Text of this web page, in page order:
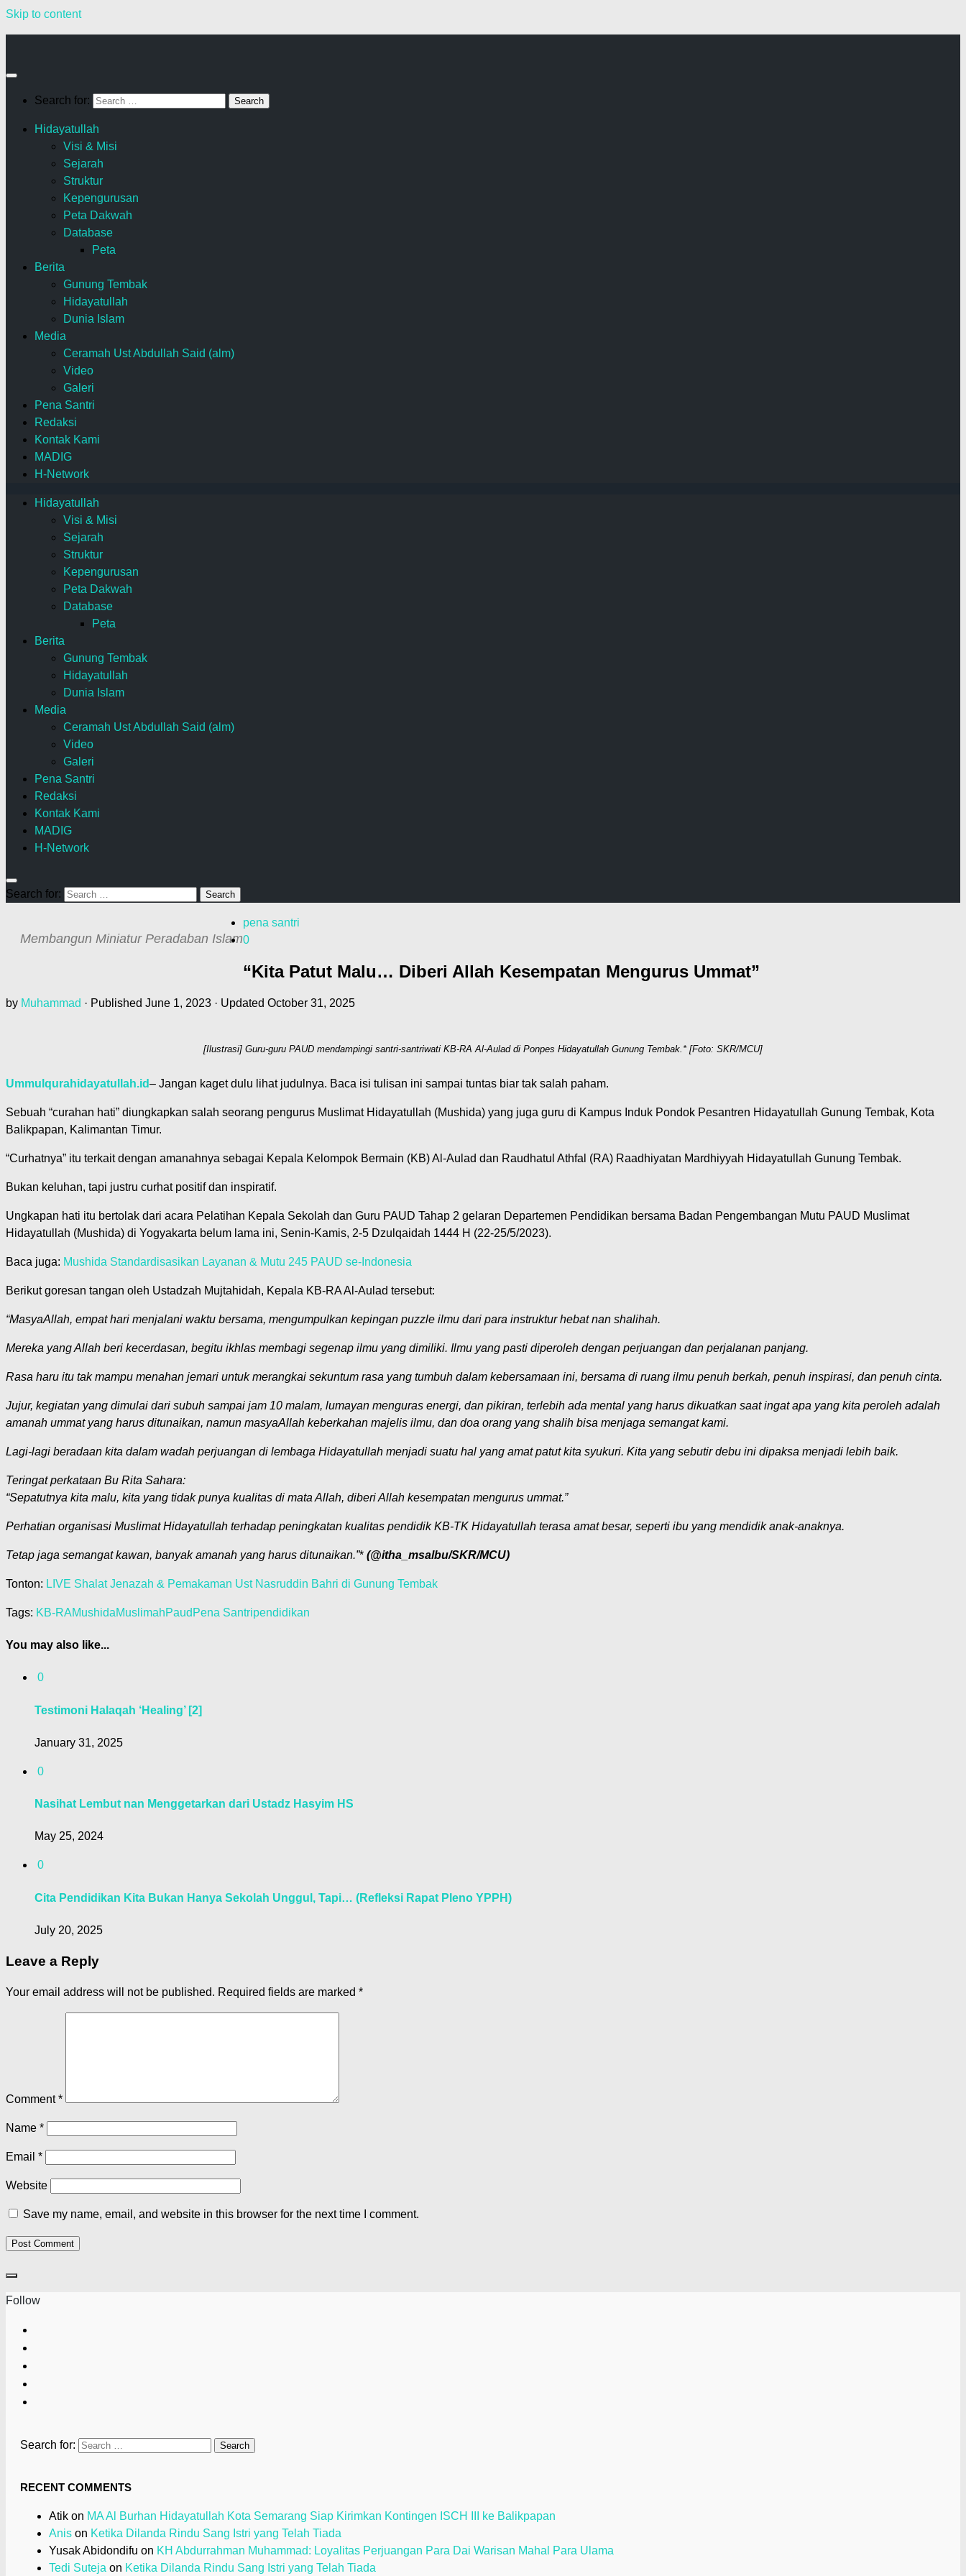
Skip to content
Search for:
Hidayatullah
Visi & Misi
Sejarah
Struktur
Kepengurusan
Peta Dakwah
Database
Peta
Berita
Gunung Tembak
Hidayatullah
Dunia Islam
Media
Ceramah Ust Abdullah Said (alm)
Video
Galeri
Pena Santri
Redaksi
Kontak Kami
MADIG
H-Network
Hidayatullah
Visi & Misi
Sejarah
Struktur
Kepengurusan
Peta Dakwah
Database
Peta
Berita
Gunung Tembak
Hidayatullah
Dunia Islam
Media
Ceramah Ust Abdullah Said (alm)
Video
Galeri
Pena Santri
Redaksi
Kontak Kami
MADIG
H-Network
Search for:
Membangun Miniatur Peradaban Islam
pena santri
0
“Kita Patut Malu… Diberi Allah Kesempatan Mengurus Ummat”
by Muhammad · Published June 1, 2023 · Updated October 31, 2025
[Ilustrasi] Guru-guru PAUD mendampingi santri-santriwati KB-RA Al-Aulad di Ponpes Hidayatullah Gunung Tembak.* [Foto: SKR/MCU]
Ummulqurahidayatullah.id– Jangan kaget dulu lihat judulnya. Baca isi tulisan ini sampai tuntas biar tak salah paham.
Sebuah “curahan hati” diungkapkan salah seorang pengurus Muslimat Hidayatullah (Mushida) yang juga guru di Kampus Induk Pondok Pesantren Hidayatullah Gunung Tembak, Kota
Balikpapan, Kalimantan Timur.
“Curhatnya” itu terkait dengan amanahnya sebagai Kepala Kelompok Bermain (KB) Al-Aulad dan Raudhatul Athfal (RA) Raadhiyatan Mardhiyyah Hidayatullah Gunung Tembak.
Bukan keluhan, tapi justru curhat positif dan inspiratif.
Ungkapan hati itu bertolak dari acara Pelatihan Kepala Sekolah dan Guru PAUD Tahap 2 gelaran Departemen Pendidikan bersama Badan Pengembangan Mutu PAUD Muslimat
Hidayatullah (Mushida) di Yogyakarta belum lama ini, Senin-Kamis, 2-5 Dzulqaidah 1444 H (22-25/5/2023).
Baca juga: Mushida Standardisasikan Layanan & Mutu 245 PAUD se-Indonesia
Berikut goresan tangan oleh Ustadzah Mujtahidah, Kepala KB-RA Al-Aulad tersebut:
“MasyaAllah, empat hari menjalani waktu bersama, mengumpulkan kepingan puzzle ilmu dari para instruktur hebat nan shalihah.
Mereka yang Allah beri kecerdasan, begitu ikhlas membagi segenap ilmu yang dimiliki. Ilmu yang pasti diperoleh dengan perjuangan dan perjalanan panjang.
Rasa haru itu tak mampu menahan jemari untuk merangkai sekuntum rasa yang tumbuh dalam kebersamaan ini, bersama di ruang ilmu penuh berkah, penuh inspirasi, dan penuh cinta.
Jujur, kegiatan yang dimulai dari subuh sampai jam 10 malam, lumayan menguras energi, dan pikiran, terlebih ada mental yang harus dikuatkan saat ingat apa yang kita peroleh adalah
amanah ummat yang harus ditunaikan, namun masyaAllah keberkahan majelis ilmu, dan doa orang yang shalih bisa menjaga semangat kami.
Lagi-lagi beradaan kita dalam wadah perjuangan di lembaga Hidayatullah menjadi suatu hal yang amat patut kita syukuri. Kita yang sebutir debu ini dipaksa menjadi lebih baik.
Teringat perkataan Bu Rita Sahara:
“Sepatutnya kita malu, kita yang tidak punya kualitas di mata Allah, diberi Allah kesempatan mengurus ummat.”
Perhatian organisasi Muslimat Hidayatullah terhadap peningkatan kualitas pendidik KB-TK Hidayatullah terasa amat besar, seperti ibu yang mendidik anak-anaknya.
Tetap jaga semangat kawan, banyak amanah yang harus ditunaikan.”* (@itha_msalbu/SKR/MCU)
Tonton: LIVE Shalat Jenazah & Pemakaman Ust Nasruddin Bahri di Gunung Tembak
Tags: KB-RAMushidaMuslimahPaud Pena Santripendidikan
You may also like...
0
Testimoni Halaqah ‘Healing’ [2]
January 31, 2025
0
Nasihat Lembut nan Menggetarkan dari Ustadz Hasyim HS
May 25, 2024
0
Cita Pendidikan Kita Bukan Hanya Sekolah Unggul, Tapi… (Refleksi Rapat Pleno YPPH)
July 20, 2025
Leave a Reply
Your email address will not be published. Required fields are marked *
Comment*
Name *
Email *
Website
Save my name, email, and website in this browser for the next time I comment.
Follow
Search for:
RECENT COMMENTS
Atik on MA Al Burhan Hidayatullah Kota Semarang Siap Kirimkan Kontingen ISCH III ke Balikpapan
Anis on Ketika Dilanda Rindu Sang Istri yang Telah Tiada
Yusak Abidondifu on KH Abdurrahman Muhammad: Loyalitas Perjuangan Para Dai Warisan Mahal Para Ulama
Tedi Suteja on Ketika Dilanda Rindu Sang Istri yang Telah Tiada